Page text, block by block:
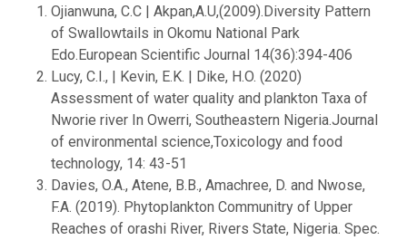
Ojianwuna, C.C | Akpan,A.U,(2009).Diversity Pattern
of Swallowtails in Okomu National Park
Edo.European Scientific Journal 14(36):394-406
Lucy, C.I., | Kevin, E.K. | Dike, H.O. (2020)
Assessment of water quality and plankton Taxa of
Nworie river In Owerri, Southeastern Nigeria.Journal
of environmental science,Toxicology and food
technology, 14: 43-51
Davies, O.A., Atene, B.B., Amachree, D. and Nwose,
F.A. (2019). Phytoplankton Communitry of Upper
Reaches of orashi River, Rivers State, Nigeria. Spec.